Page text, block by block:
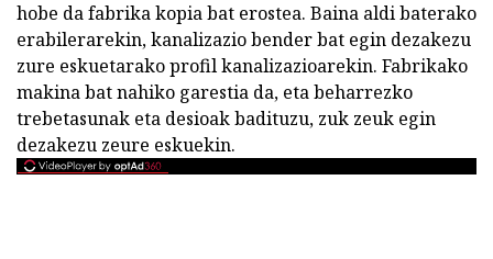
hobe da fabrika kopia bat erostea. Baina aldi baterako
erabilerarekin, kanalizazio bender bat egin dezakezu
zure eskuetarako profil kanalizazioarekin. Fabrikako
makina bat nahiko garestia da, eta beharrezko
trebetasunak eta desioak badituzu, zuk zeuk egin
dezakezu zeure eskuekin.